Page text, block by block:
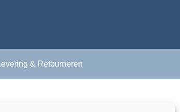
Levering & Retourneren